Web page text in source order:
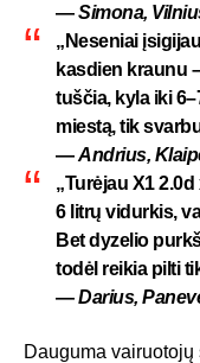
—Simona,
„Neseniai įsigijau
kasdien kraunu
tuščia, kyla iki
miestą, tik
—Andrius,
„Turėjau X1 2.0d
6 litrų vidurkis,
Bet dyzelio
todėl reikia pilti
—Darius,
Dauguma vairuotojų